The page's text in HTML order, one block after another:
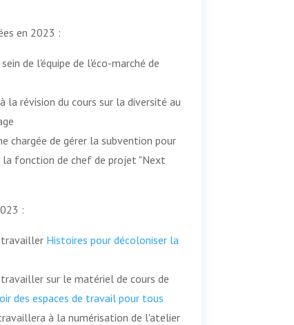
en 2023 :
de l'équipe de l'éco-marché de
révision du cours sur la diversité au
chargée de gérer la subvention pour
la fonction de chef de projet "Next
:
travailler Histoires pour décoloniser la
sur le matériel de cours de
des espaces de travail pour tous
à la numérisation de l'atelier